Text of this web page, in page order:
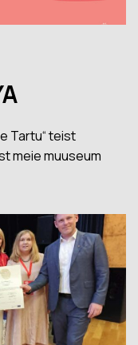
Tartu“ teist
meie muuseum